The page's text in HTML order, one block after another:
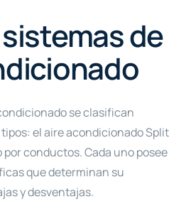
de
se clasifican
el aire acondicionado Split
conductos. Cada uno posee
que determinan su
y desventajas.